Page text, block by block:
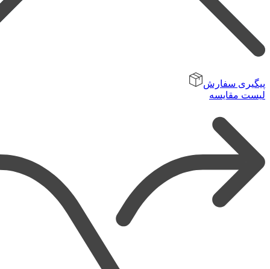
پیگیری سفارش
لیست مقایسه